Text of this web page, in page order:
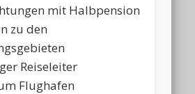
mit Halbpension
zu den
Reiseleiter
Flughafen